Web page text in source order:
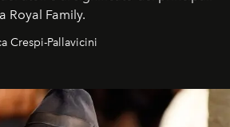
Royal Family.
Crespi-Pallavicini